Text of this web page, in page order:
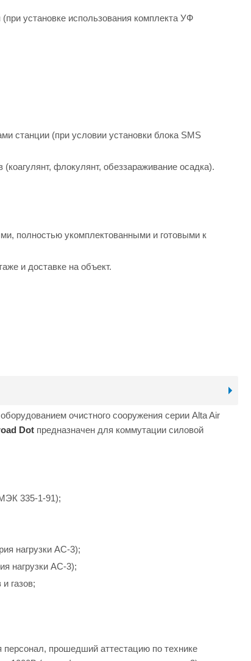
установке использования комплекта УФ
станции (при условии установки блока SMS
флокулянт, обеззараживание осадка).
полностью укомплектованными и готовыми к
и доставке на объект.
очистного сооружения серии Alta Air
Dot предназначен для коммутации силовой
335-1-91);
нагрузки AC-3);
нагрузки AC-3);
газов;
прошедший аттестацию по технике